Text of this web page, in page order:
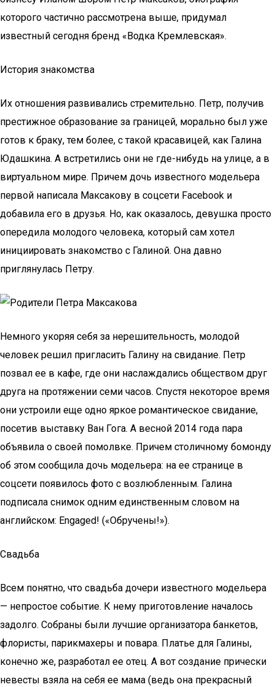
которого частично рассмотрена выше, придумал
известный сегодня бренд «Водка Кремлевская».
История знакомства
Их отношения развивались стремительно. Петр, получив
престижное образование за границей, морально был уже
готов к браку, тем более, с такой красавицей, как Галина
Юдашкина. А встретились они не где-нибудь на улице, а в
виртуальном мире. Причем дочь известного модельера
первой написала Максакову в соцсети Facebook и
добавила его в друзья. Но, как оказалось, девушка просто
опередила молодого человека, который сам хотел
инициировать знакомство с Галиной. Она давно
приглянулась Петру.
Немного укоряя себя за нерешительность, молодой
человек решил пригласить Галину на свидание. Петр
позвал ее в кафе, где они наслаждались обществом друг
друга на протяжении семи часов. Спустя некоторое время
они устроили еще одно яркое романтическое свидание,
посетив выставку Ван Гога. А весной 2014 года пара
объявила о своей помолвке. Причем столичному бомонду
об этом сообщила дочь модельера: на ее странице в
соцсети появилось фото с возлюбленным. Галина
подписала снимок одним единственным словом на
английском: Engaged! («Обручены!»).
Свадьба
Всем понятно, что свадьба дочери известного модельера
— непростое событие. К нему приготовление началось
задолго. Собраны были лучшие организатора банкетов,
флористы, парикмахеры и повара. Платье для Галины,
конечно же, разработал ее отец. А вот создание прически
невесты взяла на себя ее мама (ведь она прекрасный